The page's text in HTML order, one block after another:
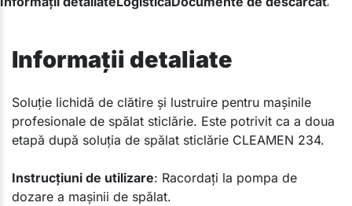
Informații detaliate
Soluție lichidă de clătire și lustruire pentru mașinile
profesionale de spălat sticlărie. Este potrivit ca a doua
etapă după soluția de spălat sticlărie CLEAMEN 234.
Instrucțiuni de utilizare: Racordați la pompa de
dozare a mașinii de spălat.